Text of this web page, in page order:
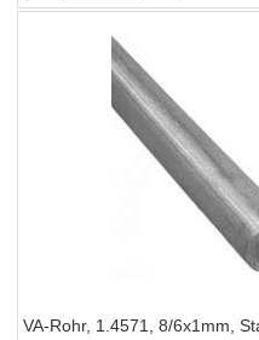
VA-Rohr, 1.4571, 8/6x1mm,